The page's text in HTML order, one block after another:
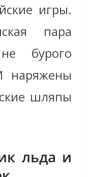
игры.
пара
бурого
наряжены
шляпы
льда и